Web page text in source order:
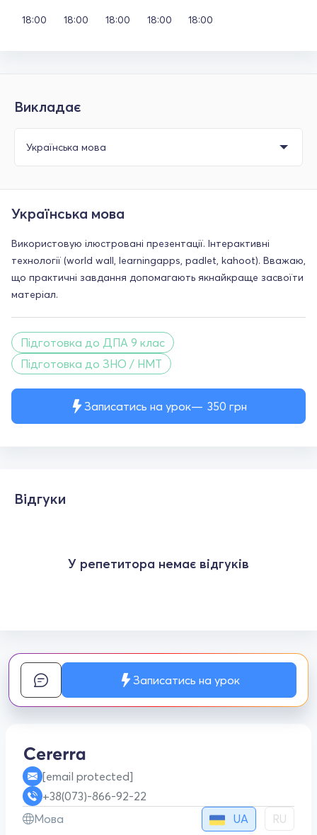
18:00 18:00 18:00 18:00 18:00
Викладає
Записатись на урок 350 грн
Українська мова
Використовую ілюстровані презентації. Інтерактивні
технології (world wall, learningapps, padlet, kahoot). Вважаю,
що практичні завдання допомагають якнайкраще засвоїти
матеріал.
Підготовка до ДПА 9 клас
Підготовка до ЗНО / НМТ
Відгуки
У репетитора немає відгуків
Записатись на урок
[email protected]
+38(073)-866-92-22
Мова
UA RU